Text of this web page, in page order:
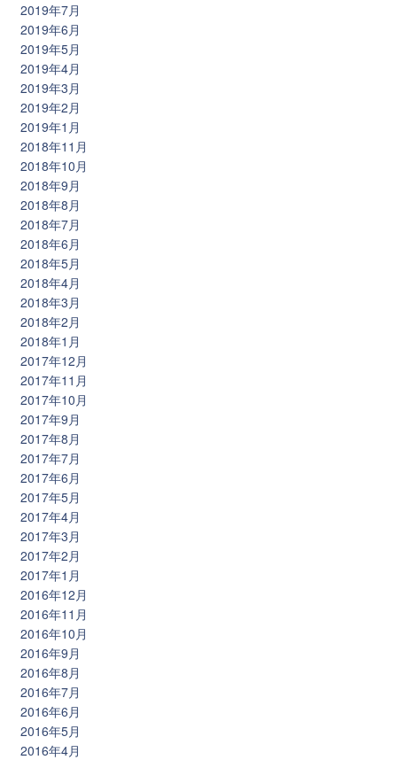
2019年7月
2019年6月
2019年5月
2019年4月
2019年3月
2019年2月
2019年1月
2018年11月
2018年10月
2018年9月
2018年8月
2018年7月
2018年6月
2018年5月
2018年4月
2018年3月
2018年2月
2018年1月
2017年12月
2017年11月
2017年10月
2017年9月
2017年8月
2017年7月
2017年6月
2017年5月
2017年4月
2017年3月
2017年2月
2017年1月
2016年12月
2016年11月
2016年10月
2016年9月
2016年8月
2016年7月
2016年6月
2016年5月
2016年4月